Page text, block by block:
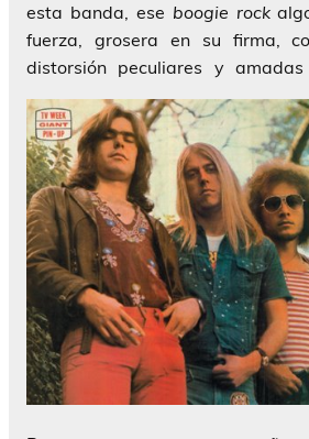
esta banda, ese boogie rock
fuerza, grosera en su firma,
distorsión peculiares y